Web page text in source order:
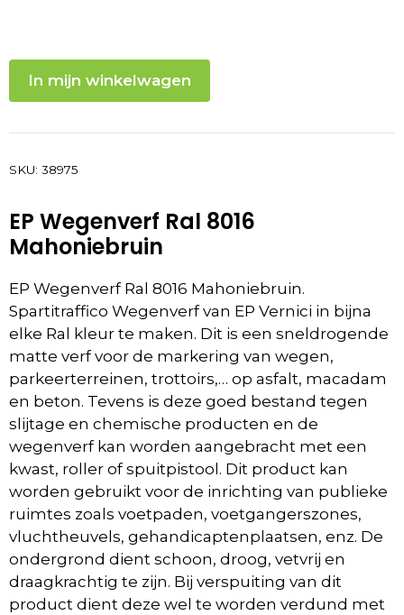
In mijn winkelwagen
SKU: 38975
EP Wegenverf Ral 8016
Mahoniebruin
EP Wegenverf Ral 8016 Mahoniebruin.
Spartitraffico Wegenverf van EP Vernici in bijna
elke Ral kleur te maken. Dit is een sneldrogende
matte verf voor de markering van wegen,
parkeerterreinen, trottoirs,… op asfalt, macadam
en beton. Tevens is deze goed bestand tegen
slijtage en chemische producten en de
wegenverf kan worden aangebracht met een
kwast, roller of spuitpistool. Dit product kan
worden gebruikt voor de inrichting van publieke
ruimtes zoals voetpaden, voetgangerszones,
vluchtheuvels, gehandicaptenplaatsen, enz. De
ondergrond dient schoon, droog, vetvrij en
draagkrachtig te zijn. Bij verspuiting van dit
product dient deze wel te worden verdund met